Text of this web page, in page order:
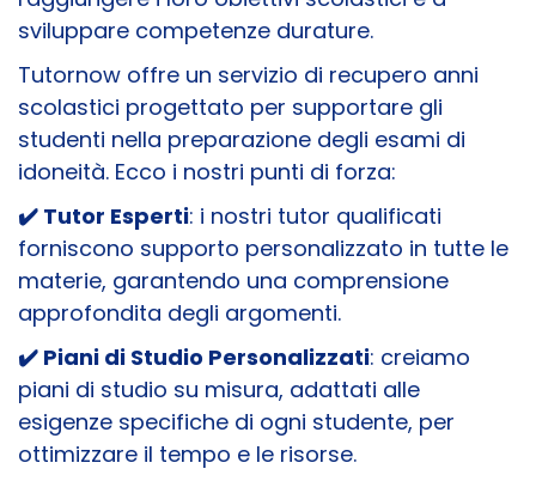
sviluppare competenze durature.
Tutornow offre un servizio di recupero anni
scolastici progettato per supportare gli
studenti nella preparazione degli esami di
idoneità. Ecco i nostri punti di forza:
✔️ Tutor Esperti: i nostri tutor qualificati
forniscono supporto personalizzato in tutte le
materie, garantendo una comprensione
approfondita degli argomenti.
✔️ Piani di Studio Personalizzati: creiamo
piani di studio su misura, adattati alle
esigenze specifiche di ogni studente, per
ottimizzare il tempo e le risorse.